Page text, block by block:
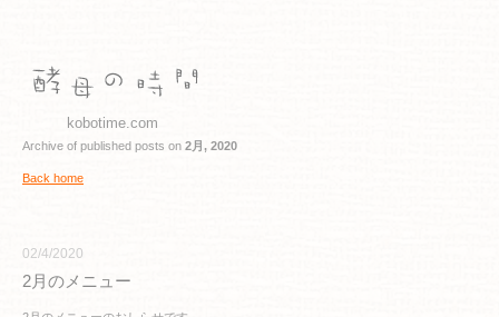
kobotime.com
Archive of published posts on 2月, 2020
Back home
2月のメニュー
02/4/2020